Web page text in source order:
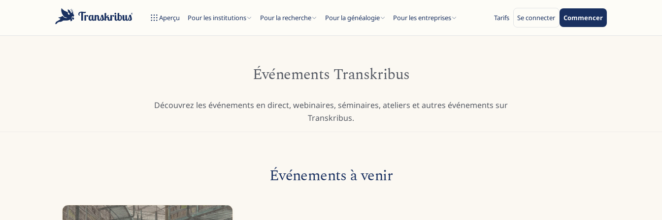
Aperçu Pour les institutions Pour la recherche Pour la généalogie Pour les entreprises Tarifs Se connecter Commencer
ESC
Événements Transkribus
Découvrez les événements en direct, webinaires, séminaires, ateliers et autres événements sur
Transkribus.
Événements à venir